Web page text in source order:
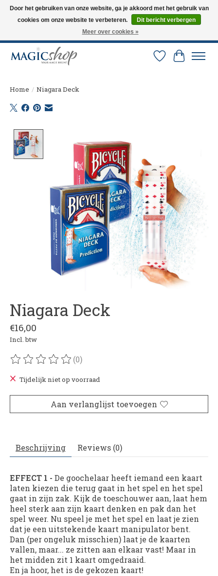
Altijd de nieuwste trucs op voorraad. Snelle verzending via PostNL en DHL.
Langskomen in onze winkel? Bel of mail om een afspraak te maken. 0251-
Verlanglijst
Home / Niagara Deck
Niagara Deck
€16,00
Incl. btw
De beoordeling van dit product is
(0)
Tijdelijk niet op voorraad
Aan verlanglijst toevoegen
Beschrijving Reviews (0)
EFFECT 1 - De goochelaar heeft iemand een kaart
laten kiezen die terug gaat in het spel en het spel
gaat in zijn zak. Kijk de toeschouwer aan, laat hem
heel sterk aan zijn kaart denken en pak dan het
spel weer. Nu speel je met het spel en laat je zien
dat je een uitstekende kaart manipulator bent.
Dan (per ongeluk misschien) laat je de kaarten
vallen, maar... ze zitten aan elkaar vast! Maar in
het midden zit 1 kaart omgedraaid.
En ja hoor, het is de gekozen kaart!
Door het gebruiken van onze website, ga je akkoord met het gebruik van
cookies om onze website te verbeteren.
Dit bericht verbergen
Meer over cookies »